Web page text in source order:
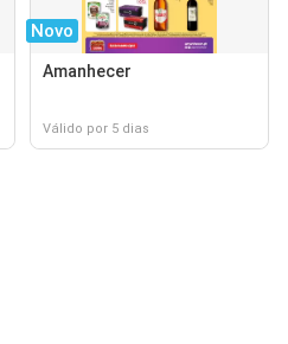
Novo
Amanhecer
Válido por 5 dias